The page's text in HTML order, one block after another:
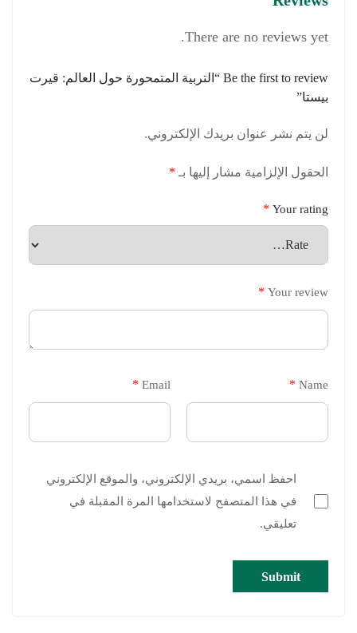
There are no reviews yet.
Be the first to review “التربية المتمحورة حول العالم: قيرت
بيستا”
لن يتم نشر عنوان بريدك الإلكتروني.
الحقول الإلزامية مشار إليها بـ *
Your rating
*
Your review
*
Name
*
Email
*
احفظ اسمي، بريدي الإلكتروني، والموقع الإلكتروني
في هذا المتصفح لاستخدامها المرة المقبلة في
تعليقي.